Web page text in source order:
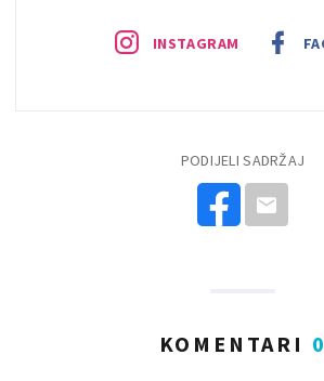
INSTAGRAM
PODIJELI SADRŽAJ
KOMENTARI 0